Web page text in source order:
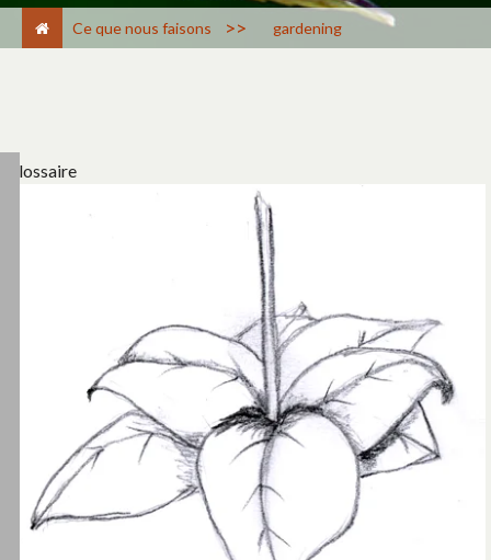
Ce que nous faisons > gardening
Glossaire